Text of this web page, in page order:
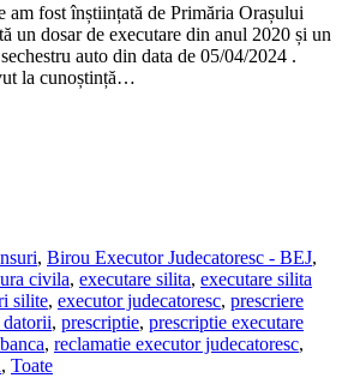
am fost înștiințată de Primăria Orașului
un dosar de executare din anul 2020 și un
auto din data de 05/04/2024 .
la cunoștință…
, Birou Executor Judecatoresc - BEJ,
civila, executare silita, executare silita
silite, executor judecatoresc, prescriere
datorii, prescriptie, prescriptie executare
, reclamatie executor judecatoresc,
, Toate